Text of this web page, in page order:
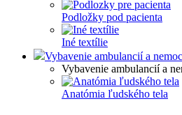
Podložky pod pacienta
Iné textílie
Vybavenie ambulancií a
Vybavenie ambulancií a
Anatómia ľudského tela